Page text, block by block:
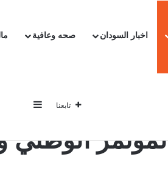
اخبار السودان صحه وعافية
تابعنا إضافة
الوطني